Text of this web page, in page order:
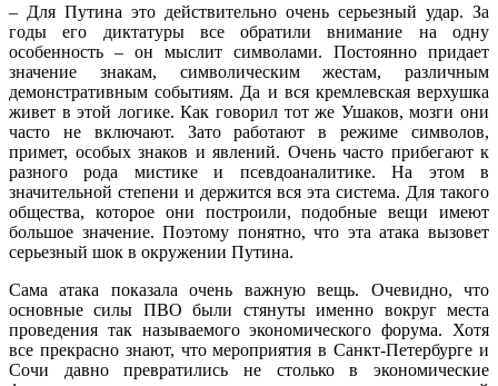
– Для Путина это действительно очень серьезный удар. За
годы его диктатуры все обратили внимание на одну
особенность – он мыслит символами. Постоянно придает
значение знакам, символическим жестам, различным
демонстративным событиям. Да и вся кремлевская верхушка
живет в этой логике. Как говорил тот же Ушаков, мозги они
часто не включают. Зато работают в режиме символов,
примет, особых знаков и явлений. Очень часто прибегают к
разного рода мистике и псевдоаналитике. На этом в
значительной степени и держится вся эта система. Для такого
общества, которое они построили, подобные вещи имеют
большое значение. Поэтому понятно, что эта атака вызовет
серьезный шок в окружении Путина.
Сама атака показала очень важную вещь. Очевидно, что
основные силы ПВО были стянуты именно вокруг места
проведения так называемого экономического форума. Хотя
все прекрасно знают, что мероприятия в Санкт-Петербурге и
Сочи давно превратились не столько в экономические